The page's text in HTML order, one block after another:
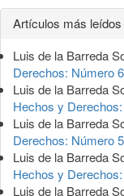
Detalles
del
artículo
Artículos más
Luis de la Barreda
Derechos: Número
Luis de la Barreda
Hechos y
Luis de la Barreda
Derechos: Número
Luis de la Barreda
Hechos y
Luis de la Barreda